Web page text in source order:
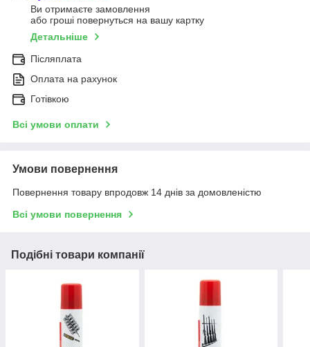
Ви отримаєте замовлення
або гроші повернуться на вашу картку
Детальніше
Післяплата
Оплата на рахунок
Готівкою
Всі умови оплати
Умови повернення
Повернення товару впродовж 14 днів за домовленістю
Всі умови повернення
Подібні товари компанії